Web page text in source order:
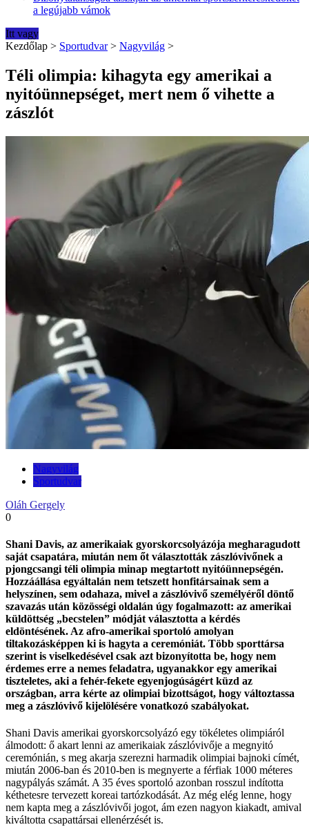
a legújabb vámok
Itt vagy
Kezdőlap > Sportudvar > Nagyvilág >
Téli olimpia: kihagyta egy amerikai a
nyitóünnepséget, mert nem ő vihette a
zászlót
Nagyvilág
Sportudvar
Oláh Gergely
0
Shani Davis, az amerikaiak gyorskorcsolyázója megharagudott
saját csapatára, miután nem őt választották zászlóvivőnek a
pjongcsangi téli olimpia minap megtartott nyitóünnepségén.
Hozzáállása egyáltalán nem tetszett honfitársainak sem a
helyszínen, sem odahaza, mivel a zászlóvivő személyéről döntő
szavazás után közösségi oldalán úgy fogalmazott: az amerikai
küldöttség „becstelen” módját választotta a kérdés
eldöntésének. Az afro-amerikai sportoló amolyan
tiltakozásképpen ki is hagyta a ceremóniát. Több sporttársa
szerint is viselkedésével csak azt bizonyította be, hogy nem
érdemes erre a nemes feladatra, ugyanakkor egy amerikai
tiszteletes, aki a fehér-fekete egyenjogúságért küzd az
országban, arra kérte az olimpiai bizottságot, hogy változtassa
meg a zászlóvivő kijelölésére vonatkozó szabályokat.
Shani Davis amerikai gyorskorcsolyázó egy tökéletes olimpiáról
álmodott: ő akart lenni az amerikaiak zászlóvivője a megnyitó
ceremónián, s meg akarja szerezni harmadik olimpiai bajnoki címét,
miután 2006-ban és 2010-ben is megnyerte a férfiak 1000 méteres
nagypályás számát. A 35 éves sportoló azonban rosszul indította
kéthetesre tervezett koreai tartózkodását. Az még elég lenne, hogy
nem kapta meg a zászlóvivői jogot, ám ezen nagyon kiakadt, amival
kiváltotta csapattársai ellenérzését is.